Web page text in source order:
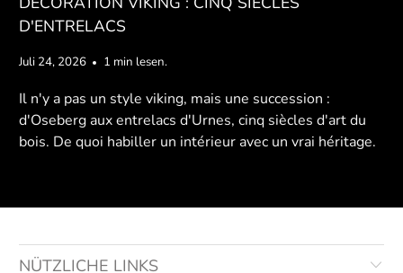
D'ENTRELACS
Juli 24, 2026 1 min lesen.
Il n'y a pas un style viking, mais une succession :
d'Oseberg aux entrelacs d'Urnes, cinq siècles d'art du
bois. De quoi habiller un intérieur avec un vrai héritage.
NÜTZLICHE LINKS